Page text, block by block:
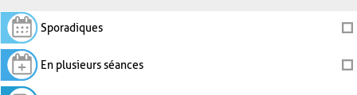
Sporadiques
En plusieurs séances